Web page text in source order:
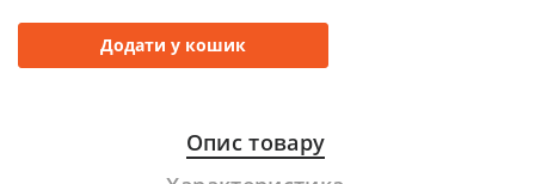
Додати у кошик
Опис товару